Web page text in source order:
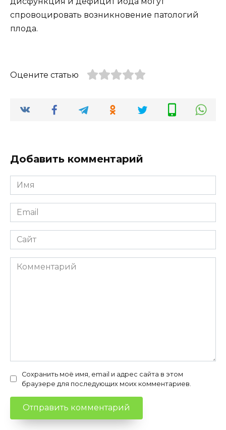
спровоцировать возникновение патологий
плода.
Оцените статью
Добавить комментарий
Имя
*
Email
*
Сайт
Комментарий
Сохранить моё имя, email и адрес сайта в этом
браузере для последующих моих комментариев.